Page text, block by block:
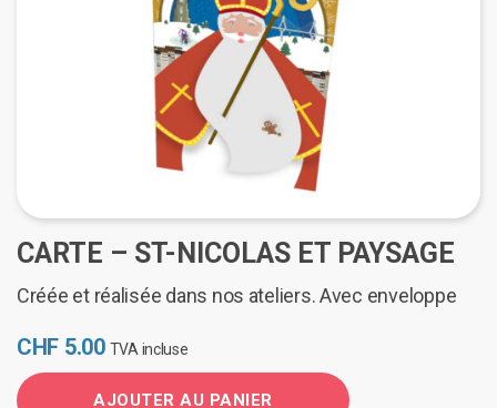
CARTE – ST-NICOLAS ET PAYSAGE
Créée et réalisée dans nos ateliers. Avec enveloppe
CHF 5.00 TVA incluse
AJOUTER AU PANIER